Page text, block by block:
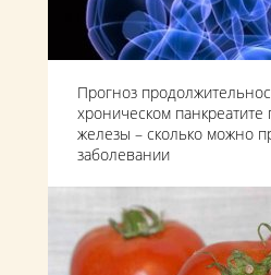
Прогноз
хроническом
железы – сколько можно
заболевании